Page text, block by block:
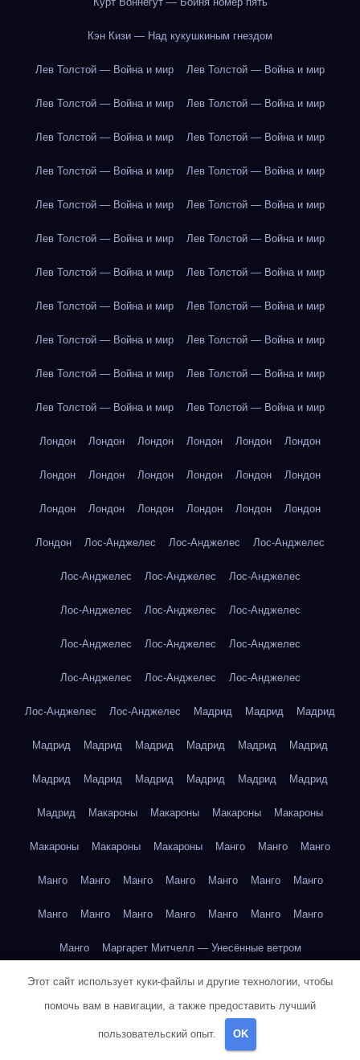
Кэн Кизи — Над кукушкиным гнездом
Лев Толстой — Война и мир Лев Толстой — Война и мир
Лев Толстой — Война и мир Лев Толстой — Война и мир
Лев Толстой — Война и мир Лев Толстой — Война и мир
Лев Толстой — Война и мир Лев Толстой — Война и мир
Лев Толстой — Война и мир Лев Толстой — Война и мир
Лев Толстой — Война и мир Лев Толстой — Война и мир
Лев Толстой — Война и мир Лев Толстой — Война и мир
Лев Толстой — Война и мир Лев Толстой — Война и мир
Лев Толстой — Война и мир Лев Толстой — Война и мир
Лев Толстой — Война и мир Лев Толстой — Война и мир
Лев Толстой — Война и мир Лев Толстой — Война и мир
Лондон Лондон Лондон Лондон Лондон Лондон
Лондон Лондон Лондон Лондон Лондон Лондон
Лондон Лондон Лондон Лондон Лондон Лондон
Лондон Лос-Анджелес Лос-Анджелес Лос-Анджелес
Лос-Анджелес Лос-Анджелес Лос-Анджелес
Лос-Анджелес Лос-Анджелес Лос-Анджелес
Лос-Анджелес Лос-Анджелес Лос-Анджелес
Лос-Анджелес Лос-Анджелес Лос-Анджелес
Лос-Анджелес Лос-Анджелес Мадрид Мадрид Мадрид
Мадрид Мадрид Мадрид Мадрид Мадрид Мадрид
Мадрид Мадрид Мадрид Мадрид Мадрид Мадрид
Мадрид Макароны Макароны Макароны Макароны
Макароны Макароны Макароны Манго Манго Манго
Манго Манго Манго Манго Манго Манго Манго
Манго Манго Манго Манго Манго Манго Манго
Манго Маргарет Митчелл — Унесённые ветром
Марк Твен — Приключения Тома Сойера
Марк Твен — Приключения Тома Сойера
Марк Твен — Приключения Тома Сойера
Этот сайт использует куки-файлы и другие технологии, чтобы
помочь вам в навигации, а также предоставить лучший
пользовательский опыт. OK